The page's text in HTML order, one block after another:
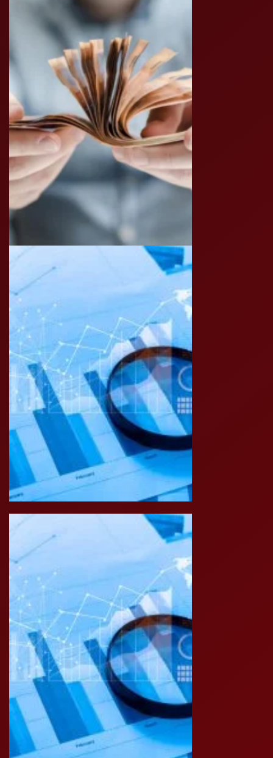
KOMODITY
KATALÓG
POBOČKY
TVÁRE ATT
MÉDIÁ
BLOG
PARTNERI
KONTAKT